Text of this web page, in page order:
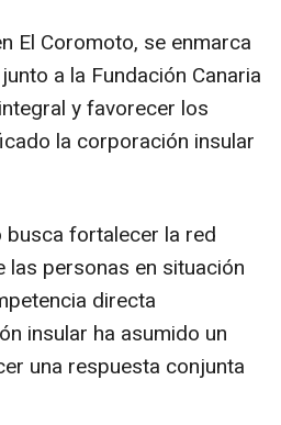
El Coromoto, se enmarca
a la Fundación Canaria
y favorecer los
la corporación insular
busca fortalecer la red
personas en situación
directa
insular ha asumido un
una respuesta conjunta